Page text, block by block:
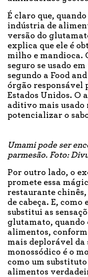
É claro que, quando
indústria de
versão do
explica que ele é
milho e mandioca.
seguro se usado
segundo a Food
órgão responsável
Estados Unidos. O
aditivo mais usado
potencializar o
Umami pode ser
parmesão. Foto:
Por outro lado, o
promete essa
restaurante
de cabeça. E, como
substitui as
glutamato,
alimentos,
mais deplorável da
monossódico é o
como um
alimentos